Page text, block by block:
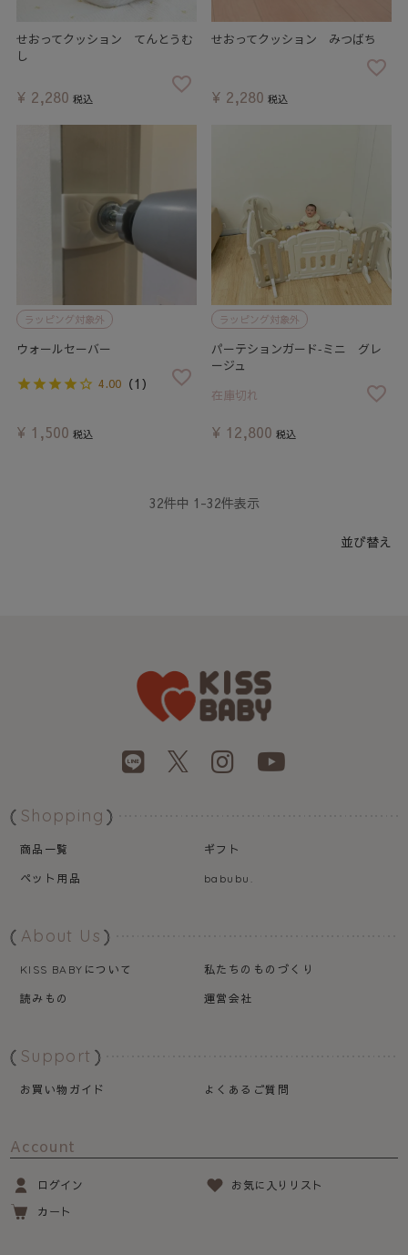
せおってクッション てんとうむ
し
¥ 2,280 税込
せおってクッション みつばち
¥ 2,280 税込
ラッピング対象外
ウォールセーバー
4.00（1）
¥ 1,500 税込
ラッピング対象外
パーテションガード-ミニ グレ
ージュ
在庫切れ
¥ 12,800 税込
並び替え
32件中 1 -32件表示
Shopping
商品一覧
ギフト
ペット用品
babubu.
About Us
KISS BABY について
私たちのものづくり
読みもの
運営会社
Support
お買い物ガイド よくあるご質問
Account
ログイン
お気に入りリスト
カート